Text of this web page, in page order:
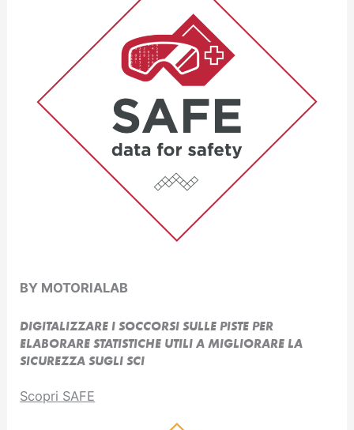
BY MOTORIALAB
DIGITALIZZARE I SOCCORSI SULLE PISTE PER
ELABORARE STATISTICHE UTILI A MIGLIORARE LA
SICUREZZA SUGLI SCI
Scopri SAFE